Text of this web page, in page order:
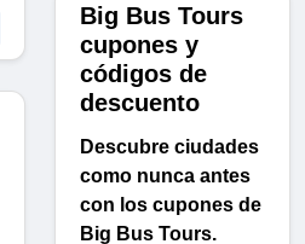
Big Bus Tours
cupones y
códigos de
descuento
Descubre ciudades
como nunca antes
con los cupones de
Big Bus Tours.